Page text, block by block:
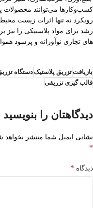
کسب‌وکارها می‌توانند محصولات
رویکرد نه تنها اثرات زیست
رشد برای مواد پلاستیکی را نیز
های تجاری نوآورانه و پرسود
بازیافتتزریق پلاستیکدستگاه
قالب گیزی تزریقی
دیدگاهتان را بنویسید
نشانی ایمیل شما منتشر نخواهد
*
دیدگاه *